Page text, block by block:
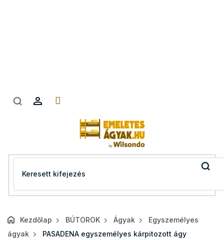
Kezdőlap BÚTOROK Ágyak
Egyszemélyes
ágyak
PASADENA egyszemélyes kárpitozott ágy